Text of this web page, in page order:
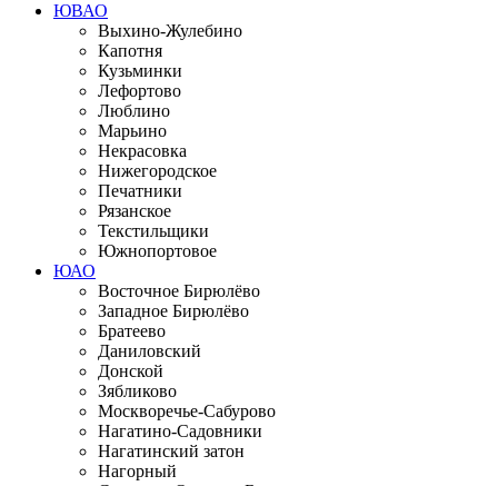
ЮВАО
Выхино-Жулебино
Капотня
Кузьминки
Лефортово
Люблино
Марьино
Некрасовка
Нижегородское
Печатники
Рязанское
Текстильщики
Южнопортовое
ЮАО
Восточное Бирюлёво
Западное Бирюлёво
Братеево
Даниловский
Донской
Зябликово
Москворечье-Сабурово
Нагатино-Садовники
Нагатинский затон
Нагорный